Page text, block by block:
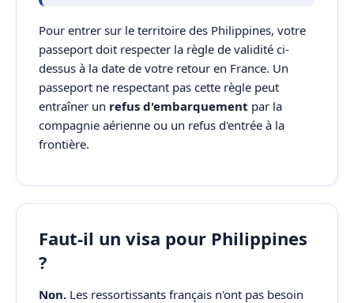
Pour entrer sur le territoire des Philippines, votre
passeport doit respecter la règle de validité ci-
dessus à la date de votre retour en France. Un
passeport ne respectant pas cette règle peut
entraîner un refus d'embarquement par la
compagnie aérienne ou un refus d'entrée à la
frontière.
Faut-il un visa pour Philippines
?
Non. Les ressortissants français n'ont pas besoin